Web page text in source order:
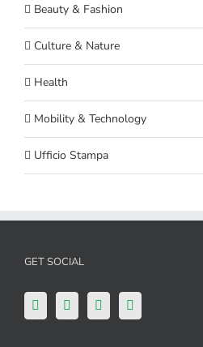
Beauty & Fashion
Culture & Nature
Health
Mobility & Technology
Ufficio Stampa
GET SOCIAL